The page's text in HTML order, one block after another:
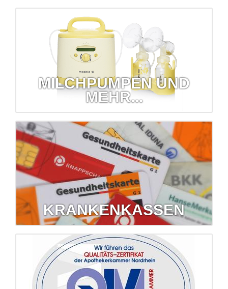
MILCHPUMPEN UND
MEHR...
Milchpumpen und mehr...
Wir verleihen Babywaagen, Milchpumpen, Inhalatoren und
sogar Blutdruckmessgeräte!
mehr erfahren...
KRANKENKASSEN
Krankenkassen
Wir lassen Sie bei den häufig nicht einfachen
Krankenkassenangelegenheiten nicht allein.